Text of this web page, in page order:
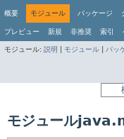
概要 モジュール パッケージ
プレビュー 新規 非推奨 索引
モジュール: 説明 モジュール パッ
モジュール